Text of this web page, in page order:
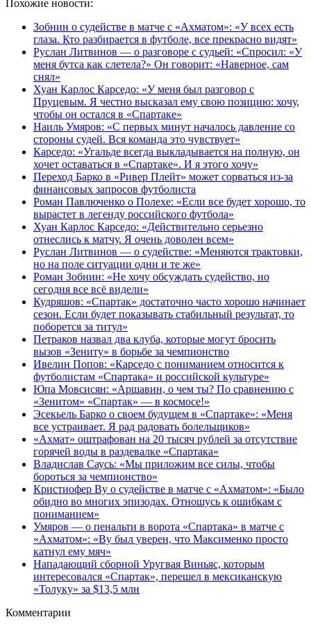
Похожие новости:
Зобнин о судействе в матче с «Ахматом»: «У всех есть
глаза. Кто разбирается в футболе, все прекрасно видят»
Руслан Литвинов — о разговоре с судьей: «Спросил: «У
меня бутса как слетела?» Он говорит: «Наверное, сам
снял»
Хуан Карлос Карседо: «У меня был разговор с
Пруцевым. Я честно высказал ему свою позицию: хочу,
чтобы он остался в «Спартаке»
Наиль Умяров: «С первых минут началось давление со
стороны судей. Вся команда это чувствует»
Карседо: «Угальде всегда выкладывается на полную, он
хочет оставаться в «Спартаке». И я этого хочу»
Переход Барко в «Ривер Плейт» может сорваться из‑за
финансовых запросов футболиста
Роман Павлюченко о Полехе: «Если все будет хорошо, то
вырастет в легенду российского футбола»
Хуан Карлос Карседо: «Действительно серьезно
отнеслись к матчу. Я очень доволен всем»
Руслан Литвинов — о судействе: «Меняются трактовки,
но на поле ситуации одни и те же»
Роман Зобнин: «Не хочу обсуждать судейство, но
сегодня все всё видели»
Кудряшов: «Спартак» достаточно часто хорошо начинает
сезон. Если будет показывать стабильный результат, то
поборется за титул»
Петраков назвал два клуба, которые могут бросить
вызов «Зениту» в борьбе за чемпионство
Ивелин Попов: «Карседо с пониманием относится к
футболистам «Спартака» и российской культуре»
Юпа Мовсисян: «Аршавин, о чем ты? По сравнению с
«Зенитом» «Спартак» — в космосе!»
Эсекьель Барко о своем будущем в «Спартаке»: «Меня
все устраивает. Я рад радовать болельщиков»
«Ахмат» оштрафован на 20 тысяч рублей за отсутствие
горячей воды в раздевалке «Спартака»
Владислав Саусь: «Мы приложим все силы, чтобы
бороться за чемпионство»
Кристиофер Ву о судействе в матче с «Ахматом»: «Было
обидно во многих эпизодах. Отношусь к ошибкам с
пониманием»
Умяров — о пенальти в ворота «Спартака» в матче с
«Ахматом»: «Ву был уверен, что Максименко просто
катнул ему мяч»
Нападающий сборной Уругвая Виньяс, которым
интересовался «Спартак», перешел в мексиканскую
«Толуку» за $13,5 млн
Комментарии